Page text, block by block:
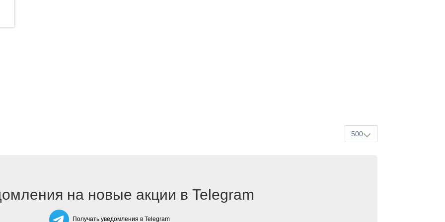
500
на новые акции в Telegram
Получать уведомления в Telegram